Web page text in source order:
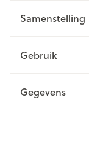
Samenstelling
Gebruik
Gegevens